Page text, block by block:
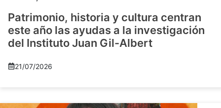
Patrimonio, historia y cultura centran
este año las ayudas a la investigación
del Instituto Juan Gil-Albert
21/07/2026